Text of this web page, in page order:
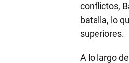
conflictos,
batalla, lo
superiores.
A lo largo